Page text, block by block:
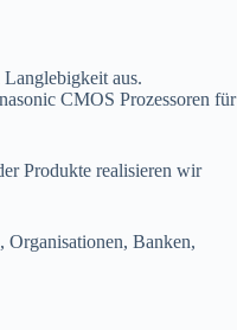
Langlebigkeit aus.
CMOS Prozessoren für
Produkte realisieren wir
Banken,